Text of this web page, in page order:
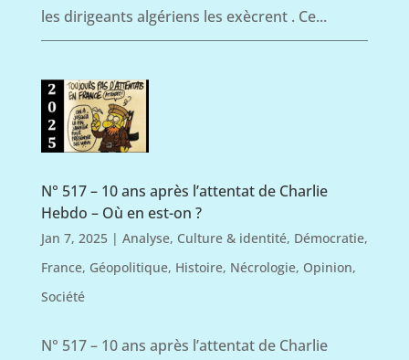
les dirigeants algériens les exècrent . Ce...
N° 517 – 10 ans après l’attentat de Charlie
Hebdo – Où en est-on ?
Jan 7, 2025| Analyse, Culture & identité, Démocratie,
France, Géopolitique, Histoire, Nécrologie, Opinion,
Société
N° 517 – 10 ans après l’attentat de Charlie